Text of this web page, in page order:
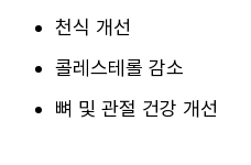
천식 개선
콜레스테롤 감소
뼈 및 관절 건강 개선